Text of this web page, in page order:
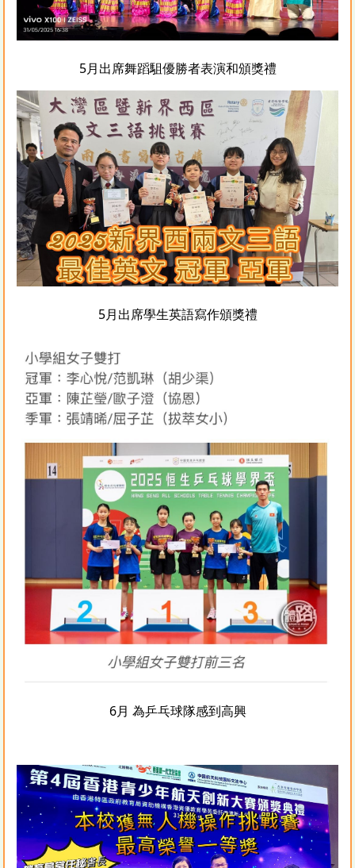
5月出席舞蹈駔優勝者表演和頒獎禮
5月出席學生英語寫作頒獎禮
6月 為乒乓球隊感到高興